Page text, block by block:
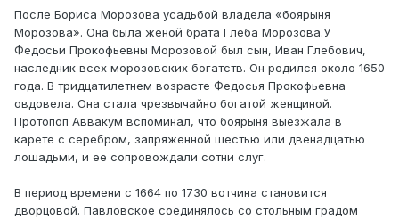
После Бориса Морозова усадьбой владела «боярыня
Морозова». Она была женой брата Глеба Морозова.У
Федосьи Прокофьевны Морозовой был сын, Иван Глебович,
наследник всех морозовских богатств. Он родился около 1650
года. В тридцатилетнем возрасте Федосья Прокофьевна
овдовела. Она стала чрезвычайно богатой женщиной.
Протопоп Аввакум вспоминал, что боярыня выезжала в
карете с серебром, запряженной шестью или двенадцатью
лошадьми, и ее сопровождали сотни слуг.
В период времени с 1664 по 1730 вотчина становится
дворцовой. Павловское соединялось со стольным градом